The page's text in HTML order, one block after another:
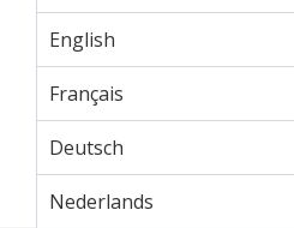
English
Français
Deutsch
Nederlands